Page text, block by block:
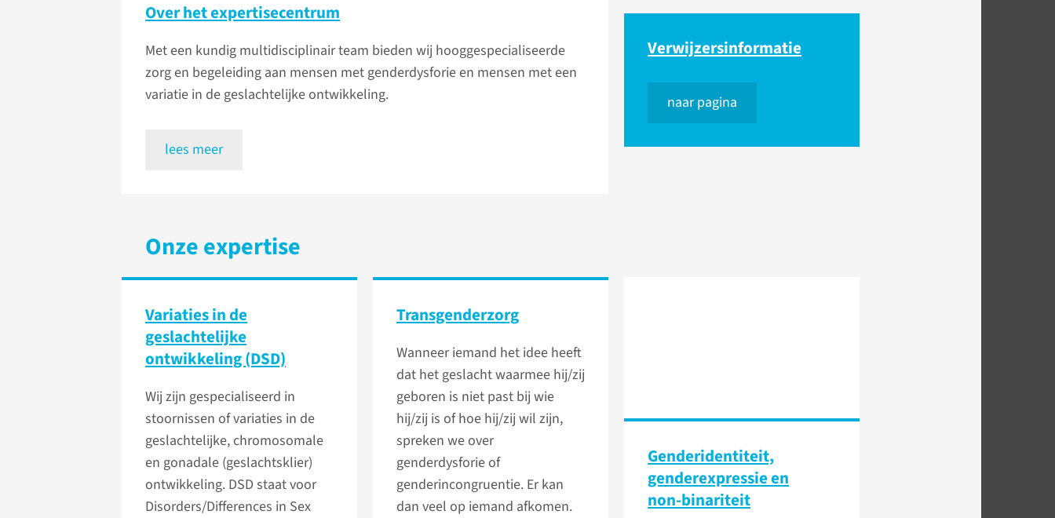
Over het expertisecentrum
Met een kundig multidisciplinair team bieden wij hooggespecialiseerde
zorg en begeleiding aan mensen met genderdysforie en mensen met een
variatie in de geslachtelijke ontwikkeling.
lees meer
Verwijzers­informatie
naar pagina
Onze expertise
Variaties in de
geslachtelijke
ontwikkeling (DSD)
Wij zijn gespecialiseerd in
stoornissen of variaties in de
geslachtelijke, chromosomale
en gonadale (geslachtsklier)
ontwikkeling. DSD staat voor
Disorders/Differences in Sex
Transgenderzorg
Wanneer iemand het idee heeft
dat het geslacht waarmee hij/zij
geboren is niet past bij wie
hij/zij is of hoe hij/zij wil zijn,
spreken we over
genderdysforie of
genderincongruentie. Er kan
dan veel op iemand afkomen.
Genderidentiteit,
genderexpressie en
non-binariteit